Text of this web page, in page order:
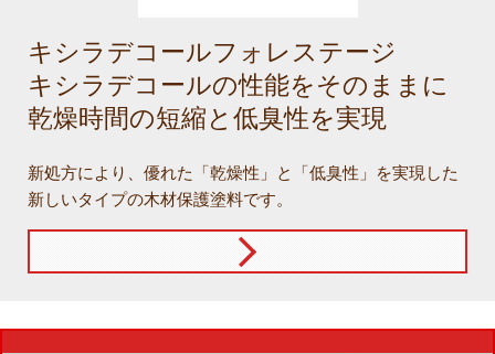
キシラデコールフォレステージ
キシラデコールの性能をそのままに
乾燥時間の短縮と低臭性を実現
新処方により、優れた「乾燥性」と「低臭性」を実現した
新しいタイプの木材保護塗料です。